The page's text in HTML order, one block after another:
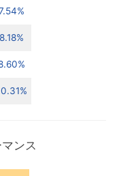
ンス